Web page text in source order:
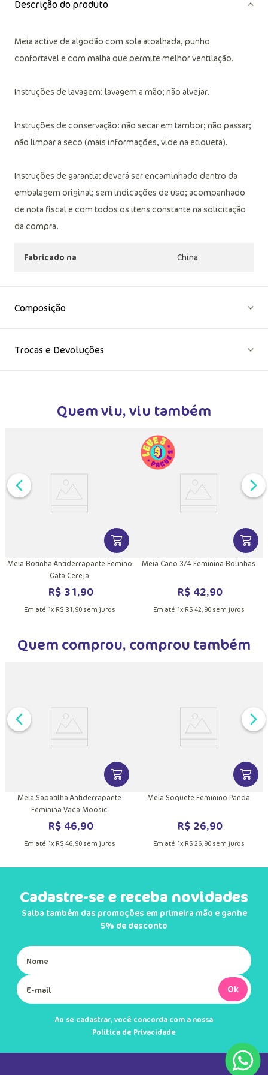
Descrição do produto
Meia active de algodão com sola atoalhada, punho
confortavel e com malha que permite melhor ventilação.
Instruções de lavagem: lavagem a mão; não alvejar.
Instruções de conservação: não secar em tambor; não passar;
não limpar a seco (mais informações, vide na etiqueta).
Instruções de garantia: deverá ser encaminhado dentro da
embalagem original; sem indicações de uso; acompanhado
de nota fiscal e com todos os itens constante na solicitação
da compra.
Fabricado na China
Composição
Trocas e Devoluções
Quem viu, viu também
INFORMAÇÕES DO PRODUTOVER MAIS INFORMAÇÕES DO
Meia Botinha Antiderrapante Femino
Gata Cereja
R$ 31,90
Em até 1x R$ 31,90sem juros
VER
Meia Cano 3/4 Feminina Bolinhas
R$ 42,90
Em até 1x R$ 42,90sem juros
Quem comprou, comprou também
INFORMAÇÕES DO PRODUTOVER MAIS INFORMAÇÕES DO
Meia Sapatilha Antiderrapante
Feminina Vaca Moosic
R$ 46,90
Em até 1x R$ 46,90sem juros
VER
Meia Soquete Feminino Panda
R$ 26,90
Em até 1x R$ 26,90sem juros
Cadastre-se e receba novidades
Saiba também das promoções em primeira mão e ganhe
5% de desconto
Ok
Ao se cadastrar, você concorda com a nossa
Política de Privacidade